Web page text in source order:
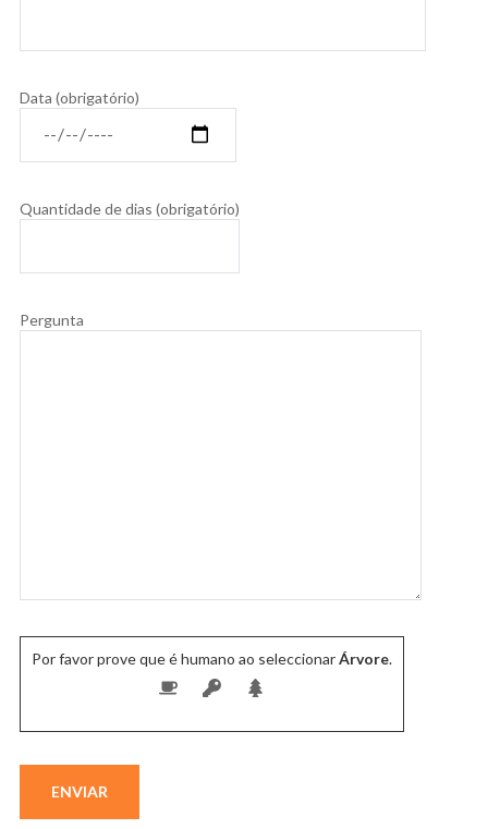
Data (obrigatório)
Quantidade de dias (obrigatório)
Pergunta
Por favor prove que é humano ao seleccionarÁrvore.